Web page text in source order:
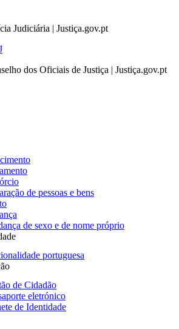
Judiciária | Justiça.gov.pt
dos Oficiais de Justiça | Justiça.gov.pt
de pessoas e bens
de sexo e de nome próprio
portuguesa
de Cidadão
eletrónico
de Identidade